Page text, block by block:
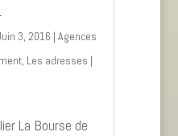
3, 2016 | Agences
, Les adresses |
La Bourse de